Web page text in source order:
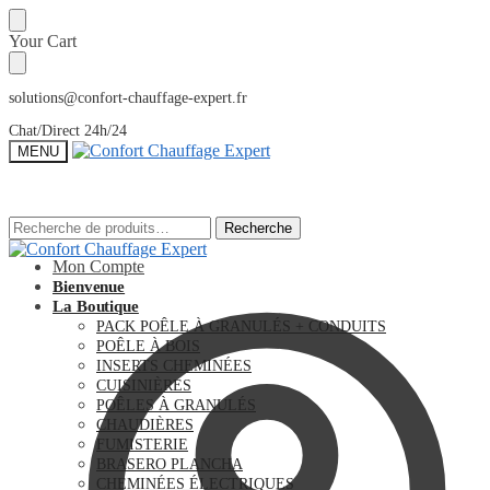
Sauter
à
la
navigation
Skip
to
content
Your Cart
solutions@confort-chauffage-expert.fr
Chat/Direct 24h/24
MENU
Recherche
pour :
Recherche
Mon Compte
Recherche
pour :
Recherche
Bienvenue
La Boutique
PACK POÊLE À GRANULÉS + CONDUITS
POÊLE À BOIS
INSERTS CHEMINÉES
CUISINIÈRES
POÊLES À GRANULÉS
CHAUDIÈRES
FUMISTERIE
BRASERO PLANCHA
CHEMINÉES ÉLECTRIQUES